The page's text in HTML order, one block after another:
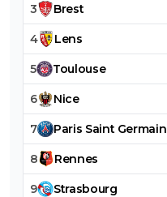
3 Brest
4 Lens
5 Toulouse
6 Nice
7 Paris Saint Germain
8 Rennes
9 Strasbourg